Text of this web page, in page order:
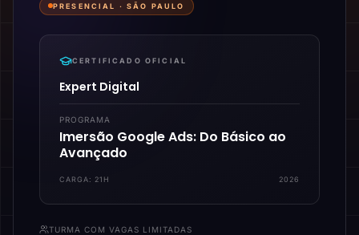
PRESENCIAL ·SÃO PAULO
CERTIFICADO OFICIAL
Expert Digital
PROGRAMA
Imersão Google Ads: Do Básico ao
Avançado
CARGA: 21H 2026
TURMA COM VAGAS LIMITADAS